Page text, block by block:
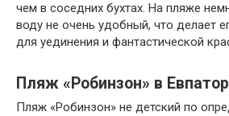
чем в соседних бухтах. На пляже
воду не очень удобный, что делает
для уединения и фантастической
Пляж «Робинзон» в
Пляж «Робинзон» не детский по